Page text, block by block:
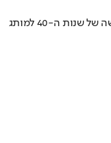
איך אסם הפכה את תקופת הצנע והמחסור הקשה של שנות ה-40 למותג